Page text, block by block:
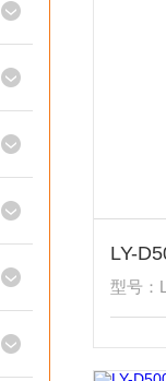
型号：